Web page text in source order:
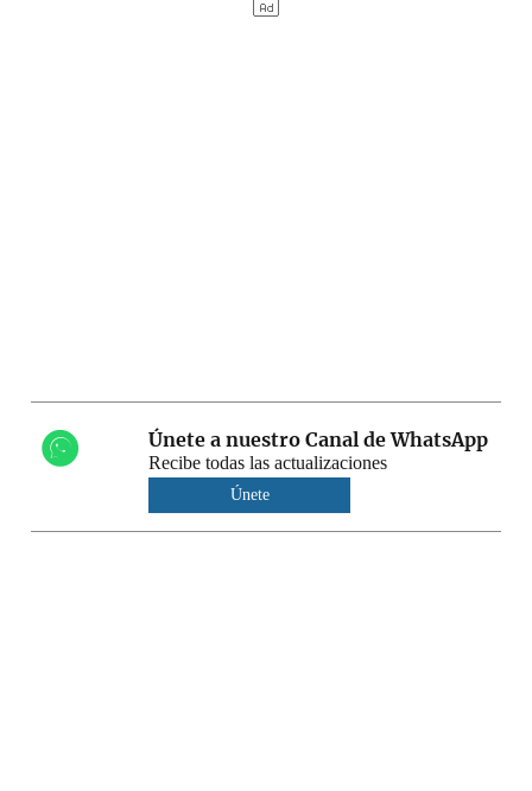
Únete a nuestro Canal de WhatsApp
Recibe todas las actualizaciones
Únete